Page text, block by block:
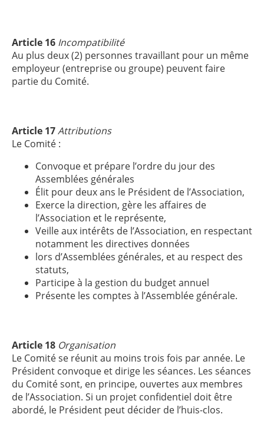
Article 16 Incompatibilité
Au plus deux (2) personnes travaillant pour un même
employeur (entreprise ou groupe) peuvent faire
partie du Comité.
Article 17Attributions
Le Comité :
Convoque et prépare l’ordre du jour des
Assemblées générales
Élit pour deux ans le Président de l’Association,
Exerce la direction, gère les affaires de
l’Association et le représente,
Veille aux intérêts de l’Association, en respectant
notamment les directives données
lors d’Assemblées générales, et au respect des
statuts,
Participe à la gestion du budget annuel
Présente les comptes à l’Assemblée générale.
Article 18 Organisation
Le Comité se réunit au moins trois fois par année. Le
Président convoque et dirige les séances. Les séances
du Comité sont, en principe, ouvertes aux membres
de l’Association. Si un projet confidentiel doit être
abordé, le Président peut décider de l’huis-clos.